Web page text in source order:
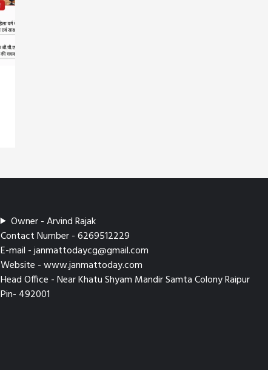
Owner - Arvind Rajak
Contact Number - 6269512229
E-mail - janmattodaycg@gmail.com
Website - www.janmattoday.com
Head Office - Near Khatu Shyam Mandir Samta Colony Raipur
Pin- 492001